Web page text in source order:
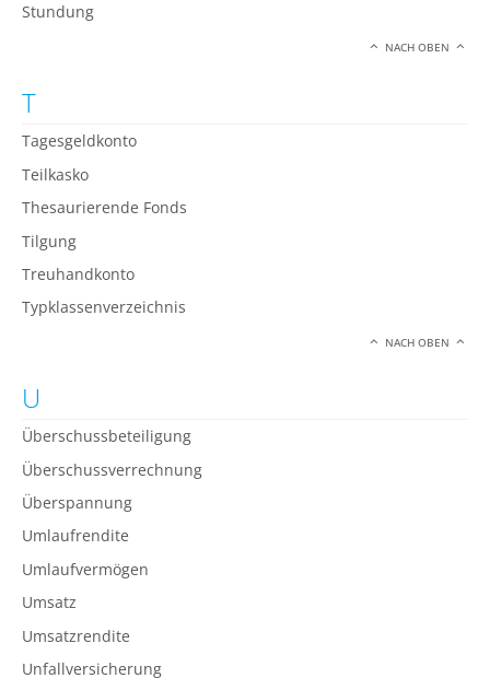
Stundung
NACH OBEN
T
Tagesgeldkonto
Teilkasko
Thesaurierende Fonds
Tilgung
Treuhandkonto
Typklassenverzeichnis
NACH OBEN
U
Überschussbeteiligung
Überschussverrechnung
Überspannung
Umlaufrendite
Umlaufvermögen
Umsatz
Umsatzrendite
Unfallversicherung